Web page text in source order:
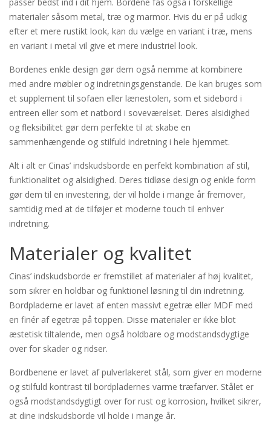
materialer såsom metal, træ og marmor. Hvis du er på udkig
efter et mere rustikt look, kan du vælge en variant i træ, mens
en variant i metal vil give et mere industriel look.
Bordenes enkle design gør dem også nemme at kombinere
med andre møbler og indretningsgenstande. De kan bruges som
et supplement til sofaen eller lænestolen, som et sidebord i
entreen eller som et natbord i soveværelset. Deres alsidighed
og fleksibilitet gør dem perfekte til at skabe en
sammenhængende og stilfuld indretning i hele hjemmet.
Alt i alt er Cinas’ indskudsborde en perfekt kombination af stil,
funktionalitet og alsidighed. Deres tidløse design og enkle form
gør dem til en investering, der vil holde i mange år fremover,
samtidig med at de tilføjer et moderne touch til enhver
indretning.
Materialer og kvalitet
Cinas’ indskudsborde er fremstillet af materialer af høj kvalitet,
som sikrer en holdbar og funktionel løsning til din indretning.
Bordpladerne er lavet af enten massivt egetræ eller MDF med
en finér af egetræ på toppen. Disse materialer er ikke blot
æstetisk tiltalende, men også holdbare og modstandsdygtige
over for skader og ridser.
Bordbenene er lavet af pulverlakeret stål, som giver en moderne
og stilfuld kontrast til bordpladernes varme træfarver. Stålet er
også modstandsdygtigt over for rust og korrosion, hvilket sikrer,
at dine indskudsborde vil holde i mange år.